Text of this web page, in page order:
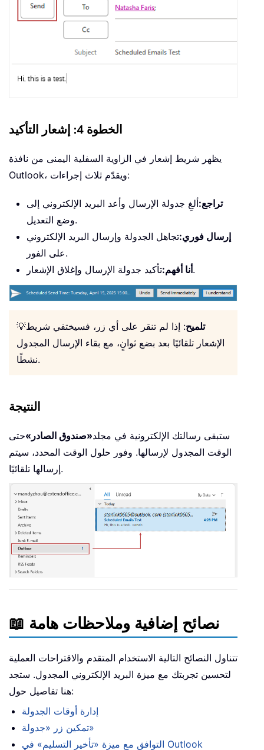
الخطوة 4: إشعار التأكيد
يظهر شريط إشعار في الزاوية السفلية اليمنى من نافذة
Outlook، ويقدّم ثلاث إجراءات:
تراجع:ألغِ جدولة الإرسال وأعد البريد الإلكتروني إلى
وضع التعديل.
إرسال فوري:تجاهل الجدولة وإرسال البريد الإلكتروني
على الفور.
أنا أفهم:تأكيد جدولة الإرسال وإغلاق الإشعار.
💡 تلميح: إذا لم تنقر على أي زر، فسيختفي شريط
الإشعار تلقائيًا بعد بضع ثوانٍ، مع بقاء الإرسال المجدول
نشطًا.
النتيجة
ستبقى رسالتك الإلكترونية في مجلد«صندوق الصادر»حتى
الوقت المجدول لإرسالها. وفور حلول الوقت المحدد، سيتم
إرسالها تلقائيًا.
📖 نصائح إضافية وملاحظات هامة
تتناول النصائح التالية الاستخدام المتقدم والاقتراحات العملية
لتحسين تجربتك مع ميزة البريد الإلكتروني المجدول. ستجد
هنا تفاصيل حول:
إدارة أوقات الجدولة
تمكين زر «جدولة»
التوافق مع ميزة «تأخير التسليم» في Outlook